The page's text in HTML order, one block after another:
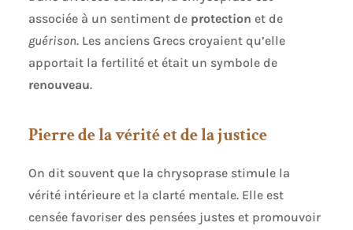
associée à un sentiment de protection et de
guérison. Les anciens Grecs croyaient qu’elle
apportait la fertilité et était un symbole de
renouveau.
Pierre de la vérité et de la justice
On dit souvent que la chrysoprase stimule la
vérité intérieure et la clarté mentale. Elle est
censée favoriser des pensées justes et promouvoir